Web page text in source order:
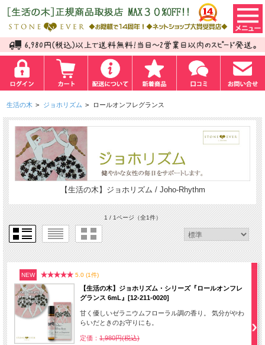
生活の木 > ジョホリズム > ロールオンフレグランス
【生活の木】ジョホリズム / Joho-Rhythm
1 / 1ページ（全1件）
NEW 5.0 (1件)
【生活の木】ジョホリズム・シリーズ『ロールオンフレ
グランス 6mL』[12-211-0020]
甘く優しいゼラニウムフローラル調の香り。 気分がやわ
らいだときのお守りにも。
定価： 1,980円(税込)